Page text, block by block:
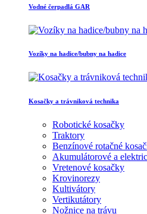
Vodné čerpadlá GAR
Vozíky na hadice/bubny na hadice
Kosačky a trávniková technika
Robotické kosačky
Traktory
Benzínové rotačné
Akumulátorové a
Vretenové kosačky
Krovinorezy
Kultivátory
Vertikutátory
Nožnice na trávu